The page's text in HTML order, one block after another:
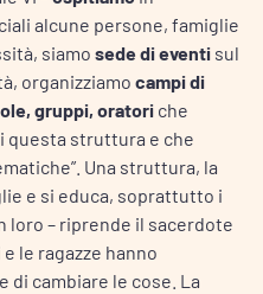
alcune persone, famiglie
siamo sede di eventi sul
organizziamo campi di
gruppi, oratori che
questa struttura e che
Una struttura, la
e si educa, soprattutto i
loro – riprende il sacerdote
le ragazze hanno
di cambiare le cose. La